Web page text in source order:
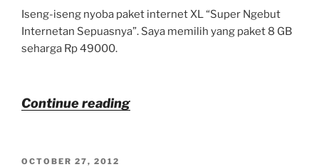
Iseng-iseng nyoba paket internet XL “Super Ngebut
Internetan Sepuasnya”. Saya memilih yang paket 8 GB
seharga Rp 49000.
Continue reading“Review
POSTED
OCTOBER 27, 2012